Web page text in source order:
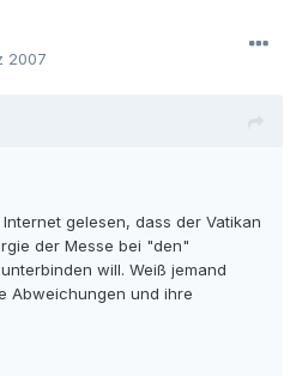
2007
gelesen, dass der Vatikan
der Messe bei "den"
will. Weiß jemand
Abweichungen und ihre